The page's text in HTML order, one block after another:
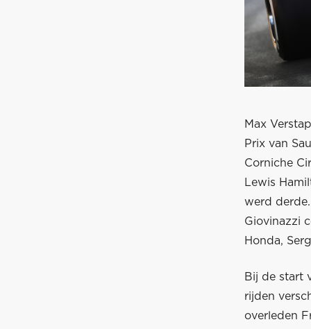
Max
Prix van
Corniche
Lewis
werd
Giovinazzi
Honda,
Bij de start
rijden
overleden